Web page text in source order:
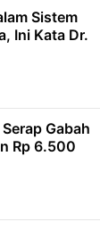
Sistem
Ini Kata Dr.
Gabah
Rp 6.500